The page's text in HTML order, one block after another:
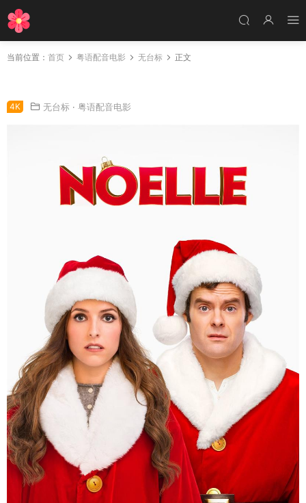
当前位置： 首页 粤语配音电影 无台标 正文
4K 无台标 · 粤语配音电影